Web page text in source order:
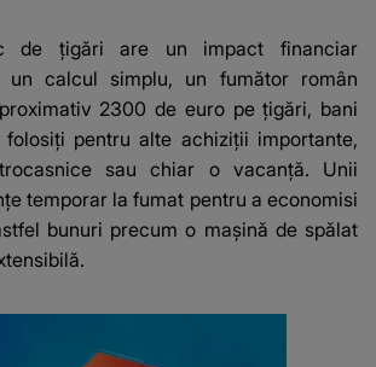
suspecți
de țigări are un impact financiar
un calcul simplu, un fumător român
2300 de euro pe țigări, bani
pentru alte achiziții importante,
sau chiar o vacanță. Unii
temporar la fumat pentru a economisi
bunuri precum o mașină de spălat